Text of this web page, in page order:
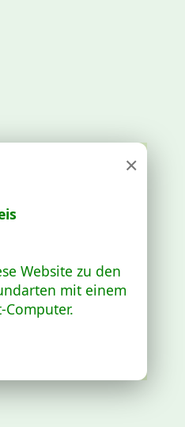
×
Website zu den
mit einem
Computer.